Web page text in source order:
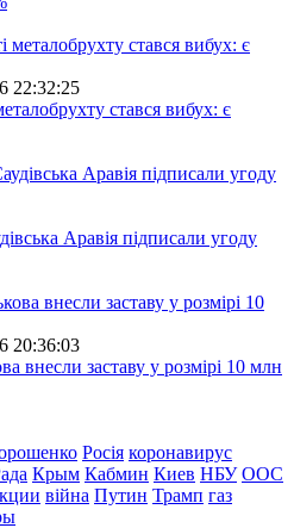
22:32:25
стався вибух: є
Аравія підписали угоду
20:36:03
внесли заставу у розмірі 10 млн
Росія коронавирус
Крым Кабмин Киев НБУ ООС
війна Путин Трамп газ